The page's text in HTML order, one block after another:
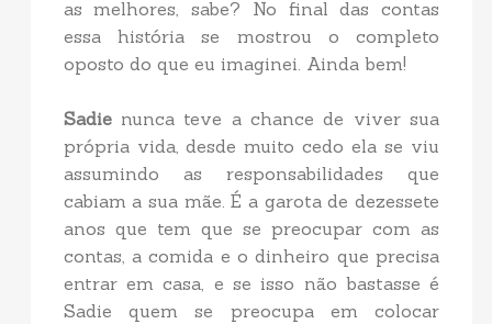
as melhores, sabe? No final das contas
essa história se mostrou o completo
oposto do que eu imaginei. Ainda bem!
Sadie nunca teve a chance de viver sua
própria vida, desde muito cedo ela se viu
assumindo as responsabilidades que
cabiam a sua mãe. É a garota de dezessete
anos que tem que se preocupar com as
contas, a comida e o dinheiro que precisa
entrar em casa, e se isso não bastasse é
Sadie quem se preocupa em colocar